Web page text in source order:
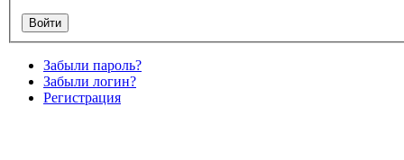
Забыли пароль?
Забыли логин?
Регистрация